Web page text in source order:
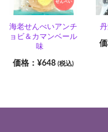
海老せんべいアンチ
ョビ＆カマンベール
味
¥648 (税込)